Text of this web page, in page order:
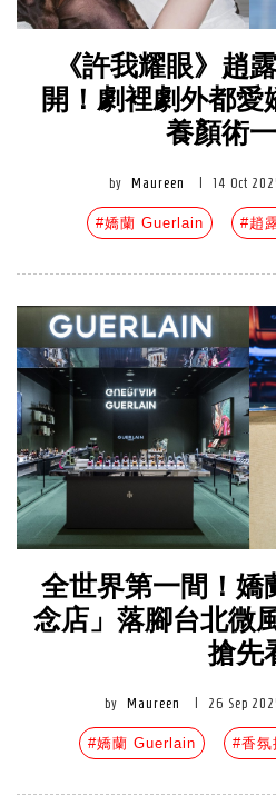
《許我耀眼》趙
開！劇裡劇外都愛
養顏術
by Maureen 14 Oct
#嬌蘭 Guerlain #趙
全世界第一間！嬌
念店」落腳台北微
搶先
by Maureen 26 Sep
#嬌蘭 Guerlain #香氛